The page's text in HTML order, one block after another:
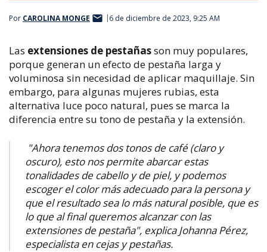
Por CAROLINA MONGE 6 de diciembre de 2023, 9:25 AM
Las extensiones de pestañasson muy populares,
porque generan un efecto de pestaña larga y
voluminosa sin necesidad de aplicar maquillaje. Sin
embargo, para algunas mujeres rubias, esta
alternativa luce poco natural, pues se marca la
diferencia entre su tono de pestaña y la extensión.
"Ahora tenemos dos tonos de café (claro y
oscuro), esto nos permite abarcar estas
tonalidades de cabello y de piel, y podemos
escoger el color más adecuado para la persona y
que el resultado sea lo más natural posible, que es
lo que al final queremos alcanzar con las
extensiones de pestaña", explica Johanna Pérez,
especialista en cejas y pestañas.